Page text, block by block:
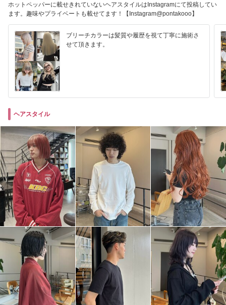
ホットペッパーに載せきれていないヘアスタイルはInstagramにて投稿してい
ます。趣味やプライベートも載せてます！【Instagram@pontakooo】
ブリーチカラーは髪質や履歴を視て丁寧に施術さ
せて頂きます。
ヘアスタイル